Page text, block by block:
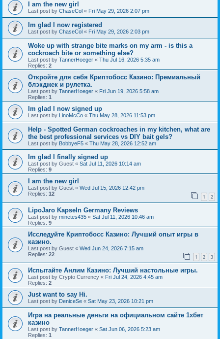
I am the new girl
Last post by ChaseCol « Fri May 29, 2026 2:07 pm
Im glad I now registered
Last post by ChaseCol « Fri May 29, 2026 2:03 pm
Woke up with strange bite marks on my arm - is this a
cockroach bite or something else?
Last post by TannerHoeger « Thu Jul 16, 2026 5:35 am
Replies: 2
Откройте для себя Криптобосс Казино: Премиальный
блэкджек и рулетка.
Last post by TannerHoeger « Fri Jun 19, 2026 5:58 am
Replies: 1
Im glad I now signed up
Last post by LinoMcCo « Thu May 28, 2026 11:53 pm
Help - Spotted German cockroaches in my kitchen, what are
the best professional services vs DIY bait gels?
Last post by BobbyeF5 « Thu May 28, 2026 12:52 am
Im glad I finally signed up
Last post by Guest « Sat Jul 11, 2026 10:14 am
Replies: 9
I am the new girl
Last post by Guest « Wed Jul 15, 2026 12:42 pm
Replies: 12 1 2
LipoJaro Kapseln Germany Reviews
Last post by minetes435 « Sat Jul 11, 2026 10:46 am
Replies: 9
Исследуйте Криптобосс Казино: Лучший опыт игры в
казино.
Last post by Guest « Wed Jun 24, 2026 7:15 am
Replies: 22 1 2 3
Испытайте Анлим Казино: Лучший настольные игры.
Last post by Crypto Currency « Fri Jul 24, 2026 4:45 am
Replies: 2
Just want to say Hi.
Last post by DeniceSe « Sat May 23, 2026 10:21 pm
Игра на реальные деньги на официальном сайте 1хбет
казино
Last post by TannerHoeger « Sat Jun 06, 2026 5:23 am
Replies: 1